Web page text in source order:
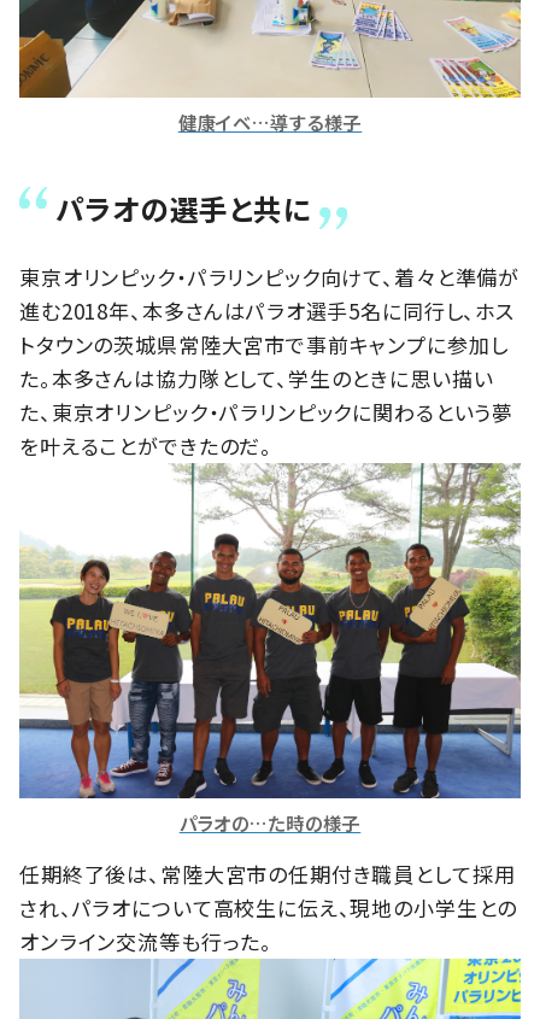
健康イベ…導する様子
パラオの選手と共に
東京オリンピック・パラリンピック向けて、着々と準備が
進む2018年、本多さんはパラオ選手5名に同行し、ホス
トタウンの茨城県常陸大宮市で事前キャンプに参加し
た。本多さんは協力隊として、学生のときに思い描い
た、東京オリンピック・パラリンピックに関わるという夢
を叶えることができたのだ。
パラオの…た時の様子
任期終了後は、常陸大宮市の任期付き職員として採用
され、パラオについて高校生に伝え、現地の小学生との
オンライン交流等も行った。